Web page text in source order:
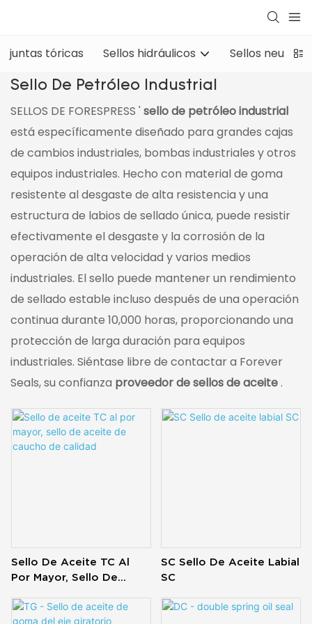
juntas tóricas Sellos hidráulicos Sellos
Sello De Petróleo Industrial
SELLOS DE FORESPRESS ' sello de petróleo industrial
está específicamente diseñado para grandes cajas
de cambios industriales, bombas industriales y otros
equipos industriales. Hecho con material de goma
resistente al desgaste de alta resistencia y una
estructura de labios de sellado única, puede resistir
efectivamente el desgaste y la corrosión de la
operación de alta velocidad y varios medios
industriales. El sello puede mantener un rendimiento
de sellado estable incluso después de una operación
continua durante 10,000 horas, proporcionando una
protección de larga duración para equipos
industriales. Siéntase libre de contactar a Forever
Seals, su confianza proveedor de sellos de aceite.
Sello De Aceite TC Al
Por Mayor, Sello De
Calidad
SC Sello De Aceite Labial
SC